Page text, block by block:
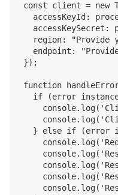
const client = new
accessKeyId:
accessKeySecret:
region: "Provide
endpoint:
});
function
if (error
} else if (error